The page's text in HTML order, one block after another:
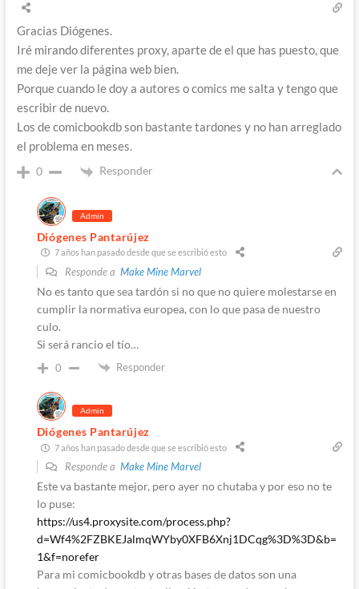
Gracias Diógenes.
Iré mirando diferentes proxy, aparte de el que has puesto, que
me deje ver la página web bien.
Porque cuando le doy a autores o comics me salta y tengo que
escribir de nuevo.
Los de comicbookdb son bastante tardones y no han arreglado
el problema en meses.
0 Responder
Admin
Diógenes Pantarújez
7 años han pasado desde que se escribió esto
Responde a Make Mine Marvel
No es tanto que sea tardón si no que no quiere molestarse en
cumplir la normativa europea, con lo que pasa de nuestro
culo.
Si será rancio el tío…
0 Responder
Admin
Diógenes Pantarújez
7 años han pasado desde que se escribió esto
Responde a Make Mine Marvel
Este va bastante mejor, pero ayer no chutaba y por eso no te
lo puse:
https://us4.proxysite.com/process.php?
d=Wf4%2FZBKEJalmqWYby0XFB6Xnj1DCqg%3D%3D&b=
1&f=norefer
Para mi comicbookdb y otras bases de datos son una